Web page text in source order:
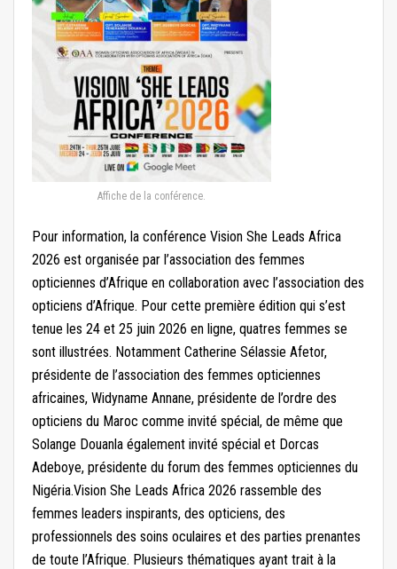
Affiche de la conférence.
Pour information, la conférence Vision She Leads Africa
2026 est organisée par l’association des femmes
opticiennes d’Afrique en collaboration avec l’association des
opticiens d’Afrique. Pour cette première édition qui s’est
tenue les 24 et 25 juin 2026 en ligne, quatres femmes se
sont illustrées. Notamment Catherine Sélassie Afetor,
présidente de l’association des femmes opticiennes
africaines, Widyname Annane, présidente de l’ordre des
opticiens du Maroc comme invité spécial, de même que
Solange Douanla également invité spécial et Dorcas
Adeboye, présidente du forum des femmes opticiennes du
Nigéria.Vision She Leads Africa 2026 rassemble des
femmes leaders inspirants, des opticiens, des
professionnels des soins oculaires et des parties prenantes
de toute l’Afrique. Plusieurs thématiques ayant trait à la